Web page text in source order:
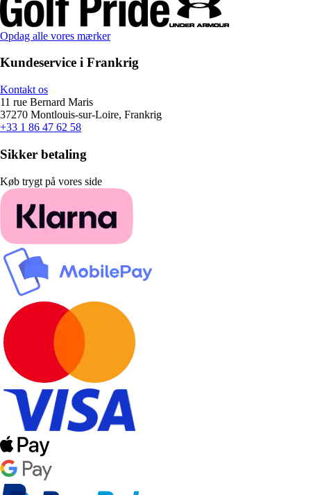
Opdag alle vores mærker
Kundeservice i Frankrig
Kontakt os
11 rue Bernard Maris
37270 Montlouis-sur-Loire, Frankrig
+33 1 86 47 62 58
Sikker betaling
Køb trygt på vores side